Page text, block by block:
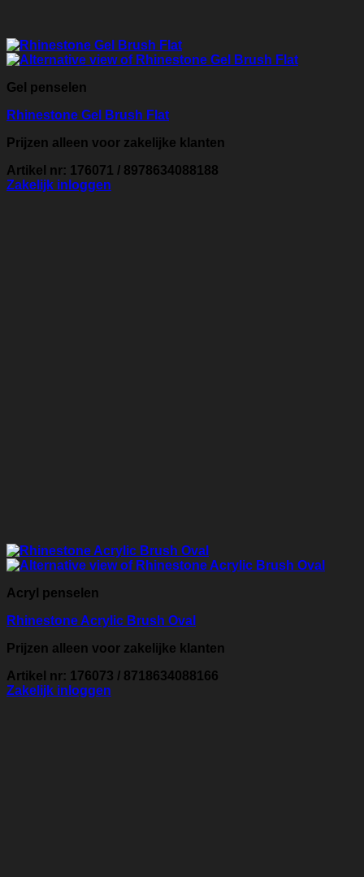
Gel penselen
Rhinestone Gel Brush Flat
Prijzen alleen voor zakelijke klanten
Artikel nr: 176071 / 8978634088188
Zakelijk inloggen
Acryl penselen
Rhinestone Acrylic Brush Oval
Prijzen alleen voor zakelijke klanten
Artikel nr: 176073 / 8718634088166
Zakelijk inloggen